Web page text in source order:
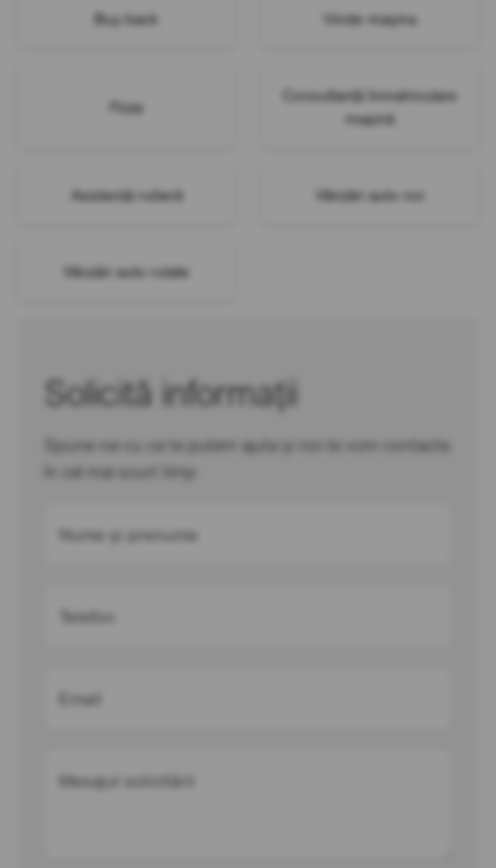
Buy-back Vinde mașina
Flote
Consultanță înmatriculare
mașină
Asistență rutieră Vânzări auto noi
Vânzări auto rulate
Solicită informații
Spune-ne cu ce te putem ajuta și noi te vom contacta
în cel mai scurt timp
Nume și prenume
Telefon
Email
Mesajul solicitării